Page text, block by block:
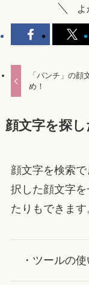
「パンチ」の顔
め！
顔文字を探
顔文字を検索
択した顔文字
たりもできます
・ツールの